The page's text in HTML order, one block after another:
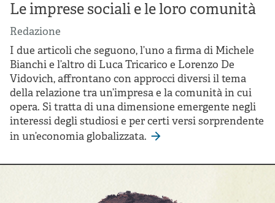
Le imprese sociali e le loro comunità
Redazione
I due articoli che seguono, l’uno a firma di Michele
Bianchi e l’altro di Luca Tricarico e Lorenzo De
Vidovich, affrontano con approcci diversi il tema
della relazione tra un’impresa e la comunità in cui
opera. Si tratta di una dimensione emergente negli
interessi degli studiosi e per certi versi sorprendente
in un’economia globalizzata.